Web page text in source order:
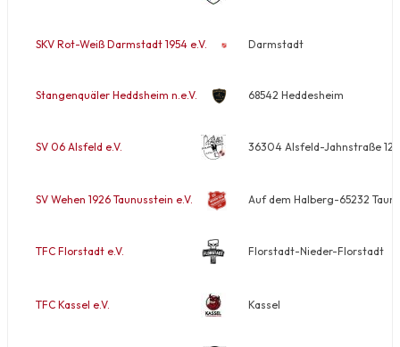
SKV Rot-Weiß Darmstadt 1954 e.V. Darmstadt
Stangenquäler Heddsheim n.e.V. 68542 Heddesheim
SV 06 Alsfeld e.V. 36304 Alsfeld-Jahnstraße 12
SV Wehen 1926 Taunusstein e.V. Auf dem Halberg-65232
TFC Florstadt e.V. Florstadt-Nieder-Florstadt
TFC Kassel e.V. Kassel